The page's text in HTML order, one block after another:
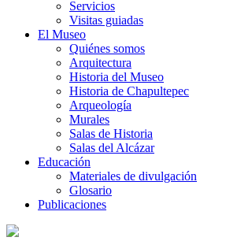
Servicios
Visitas guiadas
El Museo
Quiénes somos
Arquitectura
Historia del Museo
Historia de Chapultepec
Arqueología
Murales
Salas de Historia
Salas del Alcázar
Educación
Materiales de divulgación
Glosario
Publicaciones